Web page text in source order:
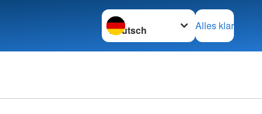
Sprache wechseln zu
Alles klar